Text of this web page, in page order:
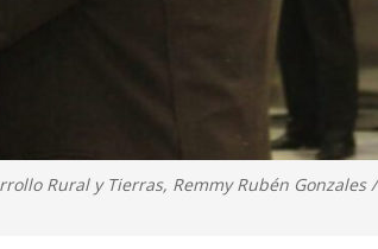
Rural y Tierras, Remmy Rubén Gonzales /